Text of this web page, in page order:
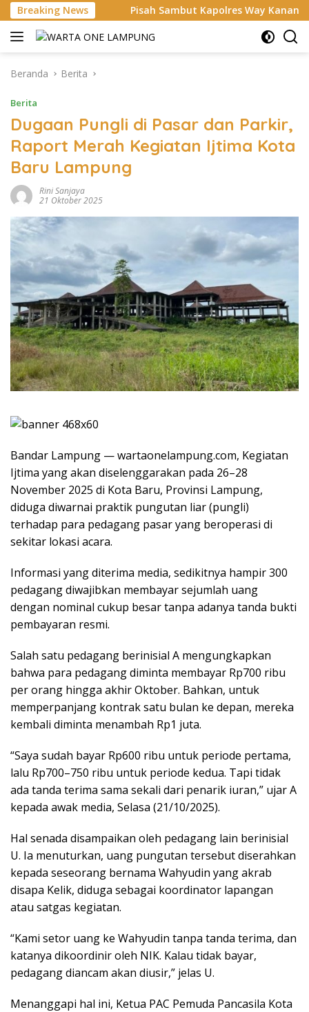
Langsung
ke
konten
Breaking News
Pisah Sambut Kapolres Way Kanan Berlangsung
Beranda Berita
Berita
Dugaan Pungli di Pasar dan Parkir,
Raport Merah Kegiatan Ijtima Kota
Baru Lampung
Rini Sanjaya
21 Oktober 2025
Bandar Lampung — wartaonelampung.com, Kegiatan
Ijtima yang akan diselenggarakan pada 26–28
November 2025 di Kota Baru, Provinsi Lampung,
diduga diwarnai praktik pungutan liar (pungli)
terhadap para pedagang pasar yang beroperasi di
sekitar lokasi acara.
Informasi yang diterima media, sedikitnya hampir 300
pedagang diwajibkan membayar sejumlah uang
dengan nominal cukup besar tanpa adanya tanda bukti
pembayaran resmi.
Salah satu pedagang berinisial A mengungkapkan
bahwa para pedagang diminta membayar Rp700 ribu
per orang hingga akhir Oktober. Bahkan, untuk
memperpanjang kontrak satu bulan ke depan, mereka
kembali diminta menambah Rp1 juta.
“Saya sudah bayar Rp600 ribu untuk periode pertama,
lalu Rp700–750 ribu untuk periode kedua. Tapi tidak
ada tanda terima sama sekali dari penarik iuran,” ujar A
kepada awak media, Selasa (21/10/2025).
Hal senada disampaikan oleh pedagang lain berinisial
U. Ia menuturkan, uang pungutan tersebut diserahkan
kepada seseorang bernama Wahyudin yang akrab
disapa Kelik, diduga sebagai koordinator lapangan
atau satgas kegiatan.
“Kami setor uang ke Wahyudin tanpa tanda terima, dan
katanya dikoordinir oleh NIK. Kalau tidak bayar,
pedagang diancam akan diusir,” jelas U.
Menanggapi hal ini, Ketua PAC Pemuda Pancasila Kota